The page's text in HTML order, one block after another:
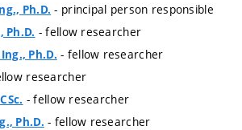
Ph.D. - principal person responsible
Ph.D. - fellow researcher
Ph.D. - fellow researcher
researcher
- fellow researcher
Ph.D. - fellow researcher